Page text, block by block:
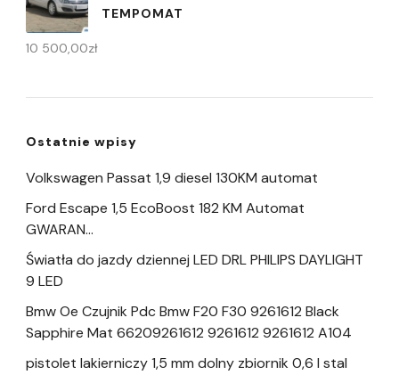
TEMPOMAT
10 500,00zł
Ostatnie wpisy
Volkswagen Passat 1,9 diesel 130KM automat
Ford Escape 1,5 EcoBoost 182 KM Automat
GWARAN…
Światła do jazdy dziennej LED DRL PHILIPS DAYLIGHT
9 LED
Bmw Oe Czujnik Pdc Bmw F20 F30 9261612 Black
Sapphire Mat 66209261612 9261612 9261612 A104
pistolet lakierniczy 1,5 mm dolny zbiornik 0,6 l stal